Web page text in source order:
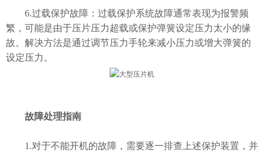
6.过载保护故障：过载保护系统故障通常表现为报警频
繁，可能是由于压片压力超载或保护弹簧设定压力太小的缘
故。解决方法是通过调节压力手轮来减小压力或增大弹簧的
设定压力。
故障处理指南
1.对于不能开机的故障，需要逐一排查上述保护装置，并